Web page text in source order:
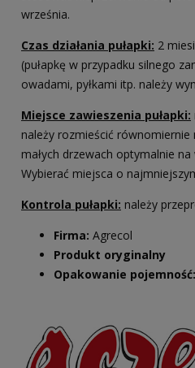
września.
Czas działania pułapki: 2
(pułapkę w przypadku silnego
owadami, pyłkami itp. należy
Miejsce zawieszenia pułapki:
należy rozmieścić równomiernie
małych drzewach optymalnie
Wybierać miejsca o
Kontrola pułapki: należy
Firma: Agrecol
Produkt oryginalny
Opakowanie pojemność: